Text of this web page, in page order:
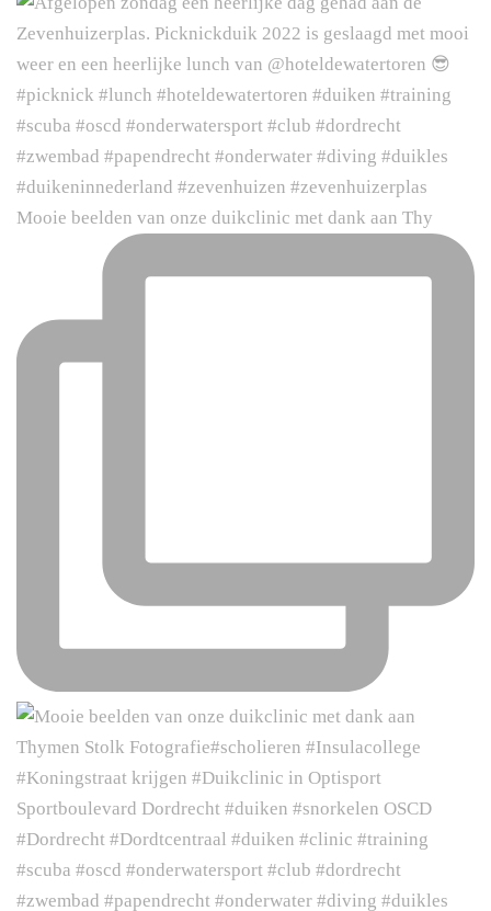
Mooie beelden van onze duikclinic met dank aan Thy